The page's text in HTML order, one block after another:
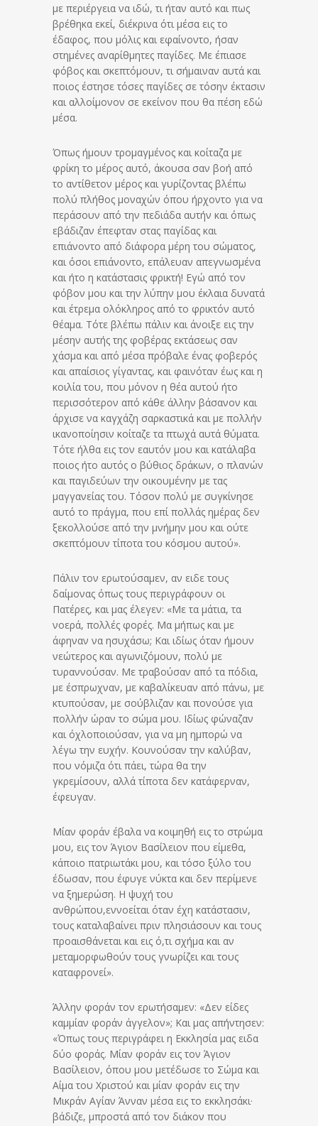
με περιέργεια να ιδώ, τι ήταν αυτό και πως
βρέθηκα εκεί, διέκρινα ότι μέσα εις το
έδαφος, που μόλις και εφαίνοντο, ήσαν
στημένες αναρίθμητες παγίδες. Με έπιασε
φόβος και σκεπτόμουν, τι σήμαιναν αυτά και
ποιος έστησε τόσες παγίδες σε τόσην έκτασιν
και αλλοίμονον σε εκείνον που θα πέση εδώ
μέσα.
Όπως ήμουν τρομαγμένος και κοίταζα με
φρίκη το μέρος αυτό, άκουσα σαν βοή από
το αντίθετον μέρος και γυρίζοντας βλέπω
πολύ πλήθος μοναχών όπου ήρχοντο για να
περάσουν από την πεδιάδα αυτήν και όπως
εβάδιζαν έπεφταν στας παγίδας και
επιάνοντο από διάφορα μέρη του σώματος,
και όσοι επιάνοντο, επάλευαν απεγνωσμένα
και ήτο η κατάστασις φρικτή! Εγώ από τον
φόβον μου και την λύπην μου έκλαια δυνατά
και έτρεμα ολόκληρος από το φρικτόν αυτό
θέαμα. Τότε βλέπω πάλιν και άνοιξε εις την
μέσην αυτής της φοβέρας εκτάσεως σαν
χάσμα και από μέσα πρόβαλε ένας φοβερός
και απαίσιος γίγαντας, και φαινόταν έως και η
κοιλία του, που μόνον η θέα αυτού ήτο
περισσότερον από κάθε άλλην βάσανον και
άρχισε να καγχάζη σαρκαστικά και με πολλήν
ικανοποίησιν κοίταζε τα πτωχά αυτά θύματα.
Τότε ήλθα εις τον εαυτόν μου και κατάλαβα
ποιος ήτο αυτός ο βύθιος δράκων, ο πλανών
και παγιδεύων την οικουμένην με τας
μαγγανείας του. Τόσον πολύ με συγκίνησε
αυτό το πράγμα, που επί πολλάς ημέρας δεν
ξεκολλούσε από την μνήμην μου και ούτε
σκεπτόμουν τίποτα του κόσμου αυτού».
Πάλιν τον ερωτούσαμεν, αν ειδε τους
δαίμονας όπως τους περιγράφουν οι
Πατέρες, και μας έλεγεν: «Με τα μάτια, τα
νοερά, πολλές φορές. Μα μήπως και με
άφηναν να ησυχάσω; Και ιδίως όταν ήμουν
νεώτερος και αγωνιζόμουν, πολύ με
τυραννούσαν. Με τραβούσαν από τα πόδια,
με έσπρωχναν, με καβαλίκευαν από πάνω, με
κτυπούσαν, με σούβλιζαν και πονούσε για
πολλήν ώραν το σώμα μου. Ιδίως φώναζαν
και όχλοποιούσαν, για να μη ημπορώ να
λέγω την ευχήν. Κουνούσαν την καλύβαν,
που νόμιζα ότι πάει, τώρα θα την
γκρεμίσουν, αλλά τίποτα δεν κατάφερναν,
έφευγαν.
Μίαν φοράν έβαλα να κοιμηθή εις το στρώμα
μου, εις τον Άγιον Βασίλειον που είμεθα,
κάποιο πατριωτάκι μου, και τόσο ξύλο του
έδωσαν, που έφυγε νύκτα και δεν περίμενε
να ξημερώση. Η ψυχή του
ανθρώπου,εννοείται όταν έχη κατάστασιν,
τους καταλαβαίνει πριν πλησιάσουν και τους
προαισθάνεται και εις ό,τι σχήμα και αν
μεταμορφωθούν τους γνωρίζει και τους
καταφρονεί».
Άλλην φοράν τον ερωτήσαμεν: «Δεν είδες
καμμίαν φοράν άγγελον»; Και μας απήντησεν:
«Όπως τους περιγράφει η Εκκλησία μας ειδα
δύο φοράς. Μίαν φοράν εις τον Άγιον
Βασίλειον, όπου μου μετέδωσε το Σώμα και
Αίμα του Χριστού και μίαν φοράν εις την
Μικράν Αγίαν Άνναν μέσα εις το εκκλησάκι·
βάδιζε, μπροστά από τον διάκον που